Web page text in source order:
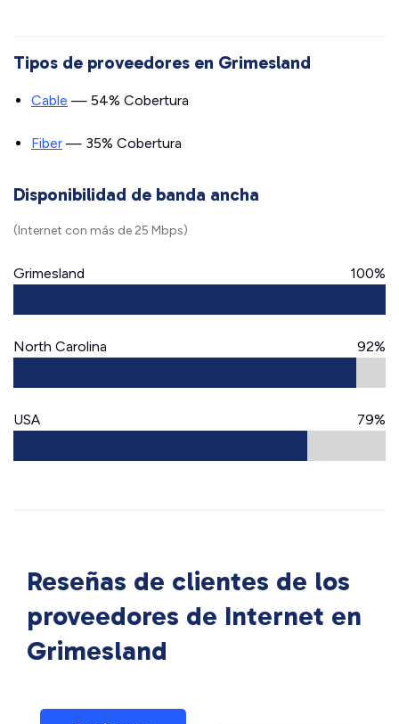
Tipos de proveedores en Grimesland
Cable — 54% Cobertura
Fiber — 35% Cobertura
Disponibilidad de banda ancha
(Internet con más de 25 Mbps)
Grimesland 100%
North Carolina 92%
USA 79%
Reseñas de clientes de los
proveedores de Internet en
Grimesland